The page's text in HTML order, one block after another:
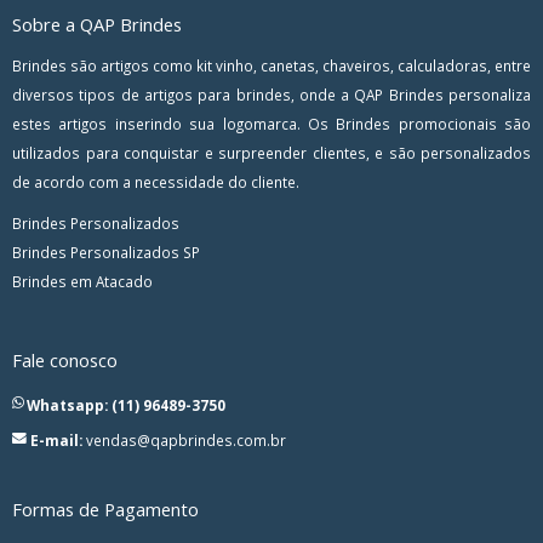
Sobre a QAP Brindes
Brindes são artigos como kit vinho, canetas, chaveiros, calculadoras, entre
diversos tipos de artigos para brindes, onde a QAP Brindes personaliza
estes artigos inserindo sua logomarca. Os Brindes promocionais são
utilizados para conquistar e surpreender clientes, e são personalizados
de acordo com a necessidade do cliente.
Brindes Personalizados
Brindes Personalizados SP
Brindes em Atacado
Fale conosco
Whatsapp: (11) 96489-3750
E-mail:vendas@qapbrindes.com.br
Formas de Pagamento